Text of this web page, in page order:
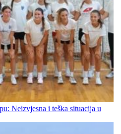
Neizvjesna i teška situacija u